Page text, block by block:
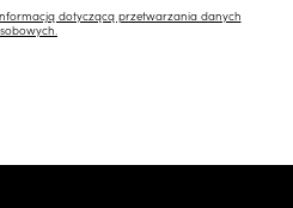
dotyczącą przetwarzania danych